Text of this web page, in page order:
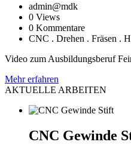
admin@mdk
0 Views
0 Kommentare
CNC . Drehen . Fräsen .
Video zum Ausbildungsberuf
Mehrerfahren
AKTUELLE ARBEITEN
CNC Gewinde